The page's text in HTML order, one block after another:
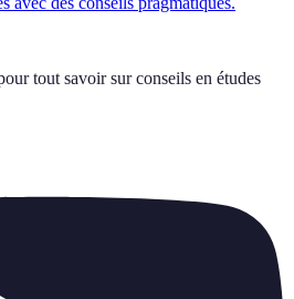
tout savoir sur conseils en études